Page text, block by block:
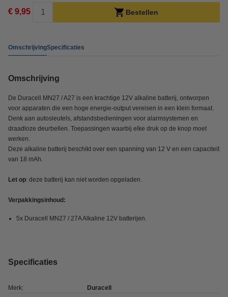
€ 9,95 Bestellen
OmschrijvingSpecificaties
Omschrijving
De Duracell MN27 / A27 is een krachtige 12V alkaline batterij, ontworpen
voor apparaten die een hoge energie-output vereisen in een klein formaat.
Denk aan autosleutels, afstandsbedieningen voor alarmsystemen en
draadloze deurbellen. Toepassingen waarbij elke druk op de knop moet
werken.
Deze alkaline batterij beschikt over een spanning van 12 V en een capaciteit
van 18 mAh.
Let op: deze batterij kan niet worden opgeladen.
Verpakkingsinhoud:
5x Duracell MN27 / 27A Alkaline 12V batterijen.
Specificaties
Merk: Duracell